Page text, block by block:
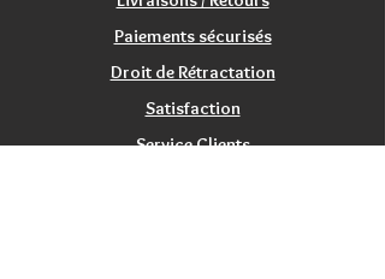
Paiements sécurisés
Droit de Rétractation
Satisfaction
Service Clients